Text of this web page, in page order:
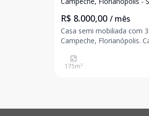
R$ 8.000,00 / mês
Casa semi mobiliada com
Campeche, Florianópolis. Casa semi mobiliada com
espaço e qualidade de
175m²